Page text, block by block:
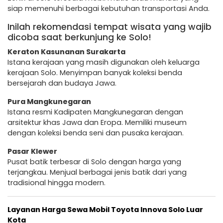
siap memenuhi berbagai kebutuhan transportasi Anda.
Inilah rekomendasi tempat wisata yang wajib
dicoba saat berkunjung ke Solo!
Keraton Kasunanan Surakarta
Istana kerajaan yang masih digunakan oleh keluarga
kerajaan Solo. Menyimpan banyak koleksi benda
bersejarah dan budaya Jawa.
Pura Mangkunegaran
Istana resmi Kadipaten Mangkunegaran dengan
arsitektur khas Jawa dan Eropa. Memiliki museum
dengan koleksi benda seni dan pusaka kerajaan.
Pasar Klewer
Pusat batik terbesar di Solo dengan harga yang
terjangkau. Menjual berbagai jenis batik dari yang
tradisional hingga modern.
Layanan Harga Sewa Mobil Toyota Innova Solo Luar
Kota